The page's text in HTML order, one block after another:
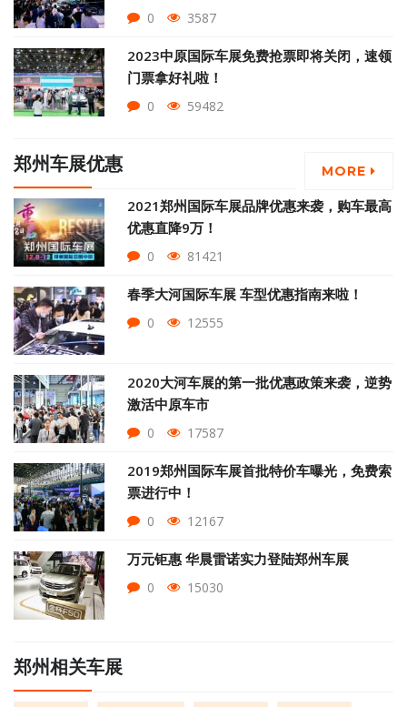
0 3587
2023中原国际车展免费抢票即将关闭，速领
门票拿好礼啦！
0 59482
郑州车展优惠 MORE
2021郑州国际车展品牌优惠来袭，购车最高
优惠直降9万！
0 81421
春季大河国际车展 车型优惠指南来啦！
0 12555
2020大河车展的第一批优惠政策来袭，逆势
激活中原车市
0 17587
2019郑州国际车展首批特价车曝光，免费索
票进行中！
0 12167
万元钜惠 华晨雷诺实力登陆郑州车展
0 15030
郑州相关车展